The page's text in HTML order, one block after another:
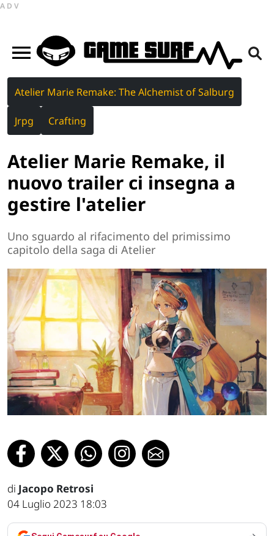
ADV
Atelier Marie Remake: The Alchemist of Salburg
Jrpg Crafting
Atelier Marie Remake, il
nuovo trailer ci insegna a
gestire l'atelier
Uno sguardo al rifacimento del primissimo
capitolo della saga di Atelier
di Jacopo Retrosi
04 Luglio 2023 18:03